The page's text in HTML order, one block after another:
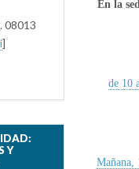
En la
de 10
Mañana,
08013
]
Y